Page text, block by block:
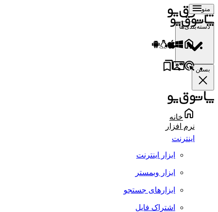
منو
دسته‌بندی‌ها
بستن
خانه
نرم افزار
اینترنت
ابزار اینترنت
ابزار وبمستر
ابزارهای جستجو
اشتراک فایل